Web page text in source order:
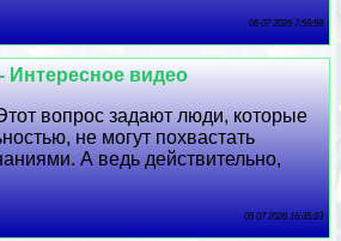
06 07 2026 7:59:59
Интересное видео
вопрос задают люди, которые
не могут похвастать
А ведь действительно,
05 07 2026 16:35:23